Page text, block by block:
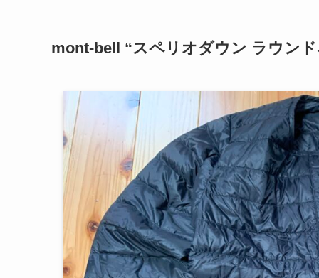
mont-bell “スペリオダウン ラウン